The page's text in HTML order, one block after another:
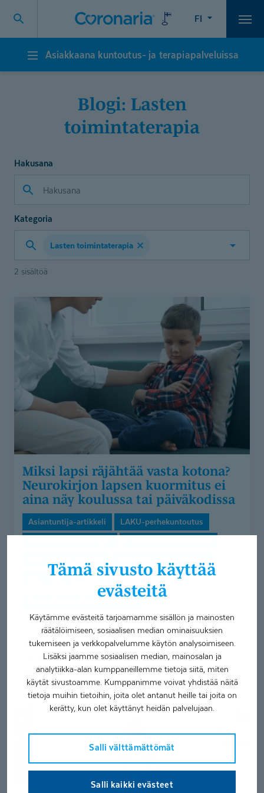
Tämä sivusto käyttää
evästeitä
Käytämme evästeitä tarjoamamme sisällön ja mainosten
räätälöimiseen, sosiaalisen median ominaisuuksien
tukemiseen ja verkkopalvelumme käytön analysoimiseen.
Lisäksi jaamme sosiaalisen median, mainosalan ja
analytiikka-alan kumppaneillemme tietoja siitä, miten
käytät sivustoamme. Kumppanimme voivat yhdistää näitä
tietoja muihin tietoihin, joita olet antanut heille tai joita on
kerätty, kun olet käyttänyt heidän palvelujaan.
Salli välttämättömät
Salli kaikki evästeet
FI
Asiakkaana
kuntoutus-
Asiakkaana kuntoutus- ja terapiapalveluissa
Blogi: Lasten
toimintaterapia
Hakusana
Kategoria
Valitse
Lasten toimintaterapia
2 sisältöä
Neurokirjon
lapsen
kuormitus
tai
päiväkodissa
Miksi lapsi räjähtää vasta kotona?
Neurokirjon lapsen kuormitus ei
aina näy koulussa tai päiväkodissa
Asiantuntija-artikkeli
LAKU-perhekuntoutus
Neurokirjon palvelut
Nuorten toimintaterapia
Sopeutumisvalmennuskurssit
4.6.2026
Perhepsykoterapeutti Annika Vallin kertoo, miksi
neurokirjon lapsen kuormitus näkyy usein vasta
kotona ja miten lasta...
Tassutellen